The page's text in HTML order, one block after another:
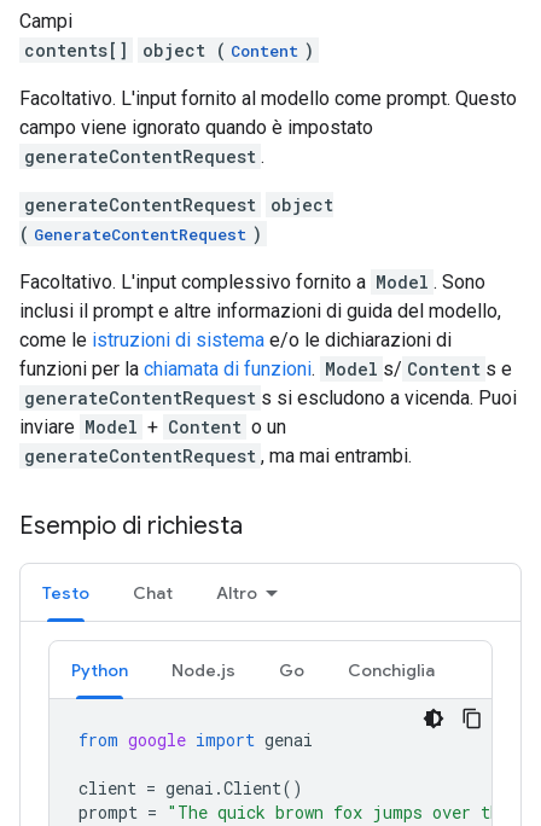
Campi
contents[]
object ( Content )
Facoltativo. L'input fornito al modello come prompt. Questo
campo viene ignorato quando è impostato
generateContentRequest .
generateContentRequest
object
( GenerateContentRequest )
Facoltativo. L'input complessivo fornito a Model . Sono
inclusi il prompt e altre informazioni di guida del modello,
come le istruzioni di sistema e/o le dichiarazioni di
funzioni per la chiamata di funzioni. Model s/ Content s e
generateContentRequest s si escludono a vicenda. Puoi
inviare Model + Content o un
generateContentRequest , ma mai entrambi.
Esempio di richiesta
Testo Chat Altro
Python Node.js Go Conchiglia
from google import genai
client = genai .Client()
prompt = "The quick brown fox jumps over the